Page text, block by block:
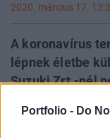
Portfolio - Do
2020. március 17.
A koronavírus
lépnek életbe
Suzuki Zrt.-nél
műszakot, és
munkavégzését.